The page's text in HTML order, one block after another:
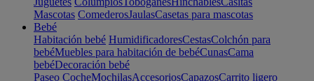
Mascotas ComederosJaulasCasetas para mascotas
Bebé
Habitación bebé HumidificadoresCestasColchón para
bebéMuebles para habitación de bebéCunasCama
bebéDecoración bebé
Paseo CocheMochilasAccesoriosCapazosCarrito ligero